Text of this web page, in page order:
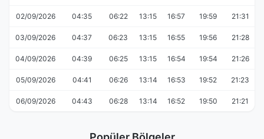
02/09/2026 04:35 06:22 13:15 16:57 19:59 21:31
03/09/2026 04:37 06:23 13:15 16:55 19:56 21:28
04/09/2026 04:39 06:25 13:15 16:54 19:54 21:26
05/09/2026 04:41 06:26 13:14 16:53 19:52 21:23
06/09/2026 04:43 06:28 13:14 16:52 19:50 21:21